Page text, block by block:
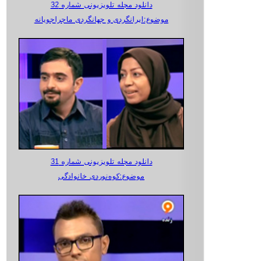
دانلود مجله تلویزیونی شماره 32
موضوع:ایرانگردی و جهانگردی ماجراجویانه
دانلود مجله تلویزیونی شماره 31
موضوع:کوه‌نوردی خانوادگی